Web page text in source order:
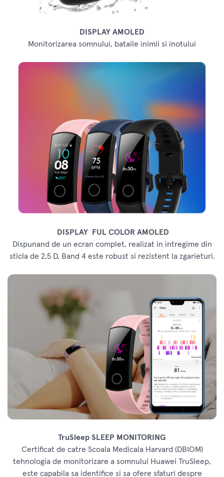
DISPLAY AMOLED
Monitorizarea somnului, bataile inimii si inotului
DISPLAY FUL COLOR AMOLED
Dispunand de un ecran complet, realizat in intregime din
sticla de 2,5 D, Band 4 este robust si rezistent la zgarieturi.
TruSleep SLEEP MONITORING
Certificat de catre Scoala Medicala Harvard (DBIOM)
tehnologia de monitorizare a somnului Huawei TruSleep,
este capabila sa identifice si sa ofere sfaturi despre